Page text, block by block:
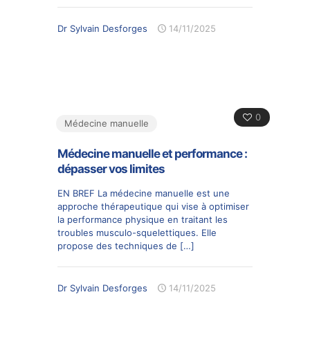
Dr Sylvain Desforges 14/11/2025
0
Médecine manuelle
Médecine manuelle et performance :
dépasser vos limites
EN BREF La médecine manuelle est une
approche thérapeutique qui vise à optimiser
la performance physique en traitant les
troubles musculo-squelettiques. Elle
propose des techniques de […]
Dr Sylvain Desforges 14/11/2025